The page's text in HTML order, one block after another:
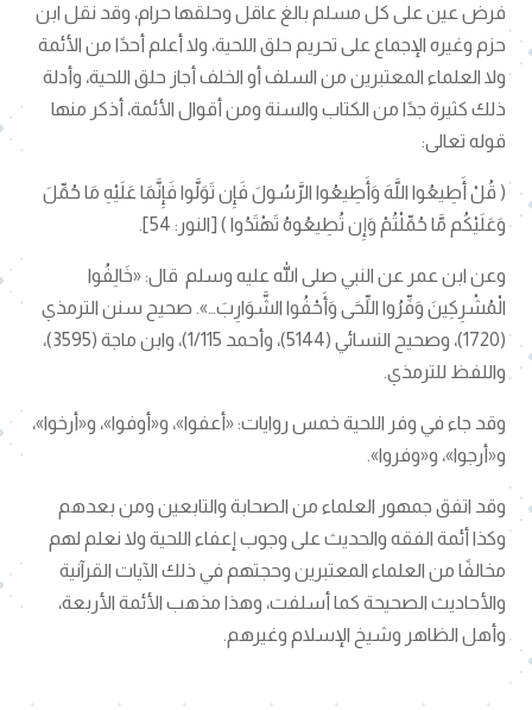
فرض عين على كل مسلم بالغ عاقل وحلقها حرام، وقد نقل ابن
حزم وغيره الإجماع على تحريم حلق اللحية، ولا أعلم أحدًا من الأئمة
ولا العلماء المعتبرين من السلف أو الخلف أجاز حلق اللحية، وأدلة
ذلك كثيرة جدًا من الكتاب والسنة ومن أقوال الأئمة، أذكر منها
قوله تعالى:
( قُلْ أَطِيعُوا اللَّهَ وَأَطِيعُوا الرَّسُولَ فَإِن تَوَلَّوا فَإِنَّمَا عَلَيْهِ مَا حُمِّلَ
وَعَلَيْكُم مَّا حُمِّلْتُمْ وَإِن تُطِيعُوهُ تَهْتَدُوا ) [النور: 54].
وعن ابن عمر عن النبي صلى الله عليه وسلم قال: «خَالِفُوا
الْمُشْرِكِينَ وَفِّرُوا اللِّحَى وَأَحْفُوا الشَّوَارِبَ…». صحيح سنن الترمذي
(1720)، وصحيح النسائي (5144)، وأحمد 1/115)، وابن ماجة (3595)،
واللفظ للترمذي.
وقد جاء في وفر اللحية خمس روايات: «أعفوا»، و«أوفوا»، و«أرخوا»،
و«أرجوا»، و«وفروا».
وقد اتفق جمهور العلماء من الصحابة والتابعين ومن بعدهم
وكذا أئمة الفقه والحديث على وجوب إعفاء اللحية ولا نعلم لهم
مخالفًا من العلماء المعتبرين وحجتهم في ذلك الآيات القرآنية
والأحاديث الصحيحة كما أسلفت، وهذا مذهب الأئمة الأربعة،
وأهل الظاهر وشيخ الإسلام وغيرهم.